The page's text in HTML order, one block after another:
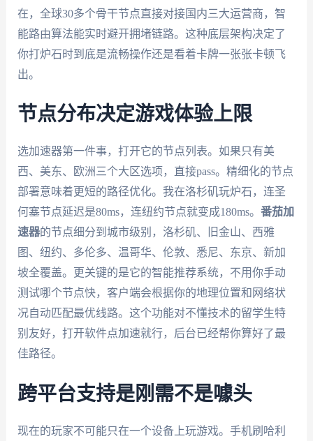
在，全球30多个骨干节点直接对接国内三大运营商，智
能路由算法能实时避开拥堵链路。这种底层架构决定了
你打炉石时到底是流畅操作还是看着卡牌一张张卡顿飞
出。
节点分布决定游戏体验上限
选加速器第一件事，打开它的节点列表。如果只有美
西、美东、欧洲三个大区选项，直接pass。精细化的节点
部署意味着更短的路径优化。我在洛杉矶玩炉石，连圣
何塞节点延迟是80ms，连纽约节点就变成180ms。 番茄加
速器的节点细分到城市级别，洛杉矶、旧金山、西雅
图、纽约、多伦多、温哥华、伦敦、悉尼、东京、新加
坡全覆盖。更关键的是它的智能推荐系统，不用你手动
测试哪个节点快，客户端会根据你的地理位置和网络状
况自动匹配最优线路。这个功能对不懂技术的留学生特
别友好，打开软件点加速就行，后台已经帮你算好了最
佳路径。
跨平台支持是刚需不是噱头
现在的玩家不可能只在一个设备上玩游戏。手机刷哈利